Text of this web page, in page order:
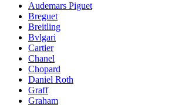
Audemars Piguet
Breguet
Breitling
Bvlgari
Cartier
Chanel
Chopard
Daniel Roth
Graff
Graham